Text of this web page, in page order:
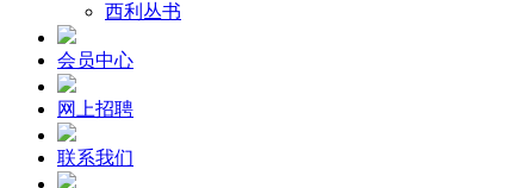
西利丛书
会员中心
网上招聘
联系我们